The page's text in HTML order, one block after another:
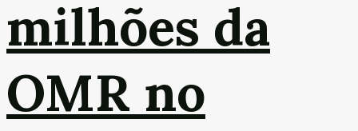
milhões da
OMR no